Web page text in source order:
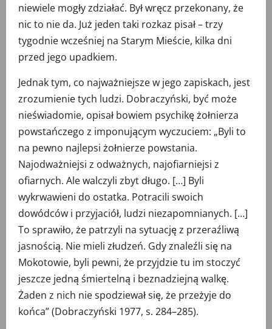
niewiele mogły zdziałać. Był wręcz przekonany, że
nic to nie da. Już jeden taki rozkaz pisał – trzy
tygodnie wcześniej na Starym Mieście, kilka dni
przed jego upadkiem.
Jednak tym, co najważniejsze w jego zapiskach, jest
zrozumienie tych ludzi. Dobraczyński, być może
nieświadomie, opisał bowiem psychikę żołnierza
powstańczego z imponującym wyczuciem: „Byli to
na pewno najlepsi żołnierze powstania.
Najodważniejsi z odważnych, najofiarniejsi z
ofiarnych. Ale walczyli zbyt długo. […] Byli
wykrwawieni do ostatka. Potracili swoich
dowódców i przyjaciół, ludzi niezapomnianych. […]
To sprawiło, że patrzyli na sytuację z przeraźliwą
jasnością. Nie mieli złudzeń. Gdy znaleźli się na
Mokotowie, byli pewni, że przyjdzie tu im stoczyć
jeszcze jedną śmiertelną i beznadziejną walkę.
Żaden z nich nie spodziewał się, że przeżyje do
końca” (Dobraczyński 1977, s. 284–285).